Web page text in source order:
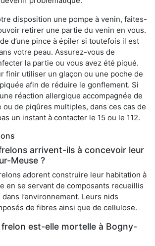
disposition une pompe à venin, faites-
retirer une partie du venin en vous.
d’une pince à épiler si toutefois il est
votre peau. Assurez-vous de
la partie ou vous avez été piqué.
finir utiliser un glaçon ou une poche de
afin de réduire le gonflement. Si
réaction allergique accompagnée de
de piqûres multiples, dans ces cas de
un instant à contacter le 15 ou le 112.
arrivent-ils à concevoir leur
Meuse ?
adorent construire leur habitation à
en se servant de composants recueillis
dans l’environnement. Leurs nids
de fibres ainsi que de cellulose.
frelon est-elle mortelle à Bogny-